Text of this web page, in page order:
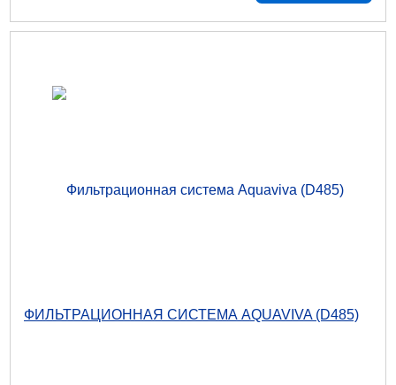
ФИЛЬТРАЦИОННАЯ СИСТЕМА AQUAVIVA (D485)